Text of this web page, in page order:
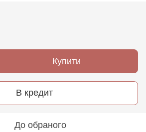
Купити
В кредит
До обраного